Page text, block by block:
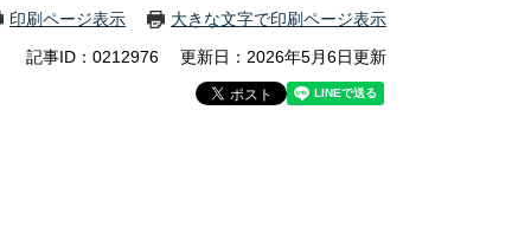
印刷ページ表示
大きな文字で印刷ページ表示
記事ID：0212976
更新日：2026年5月6日更新